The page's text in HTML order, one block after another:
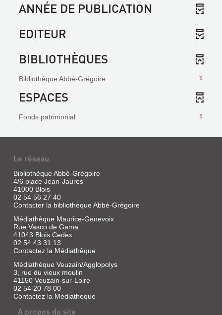
ANNÉE DE PUBLICATION
EDITEUR
BIBLIOTHÈQUES
1
Bibliothèque Abbé-Grégoire
ESPACES
1
Fonds patrimonial
Le réseau
Bibliothèque Abbé-Grégoire
4/6 place Jean-Jaurès
41000 Blois
02 54 56 27 40
Contacter la bibliothèque Abbé-Grégoire
Médiathèque Maurice-Genevoix
Rue Vasco de Gama
41043 Blois Cedex
02 54 43 31 13
Contactez la Médiathèque
Médiathèque Veuzain/Agglopolys
3, rue du vieux moulin
41150 Veuzain-sur-Loire
02 54 20 78 00
Contactez la Médiathèque
A propos du site